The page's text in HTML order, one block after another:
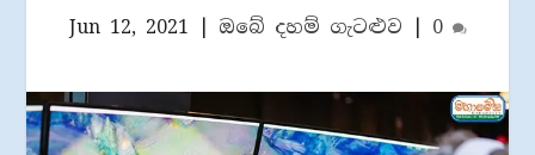
Jun 12, 2021 ඔබේ දහම් ගැටළුව 0